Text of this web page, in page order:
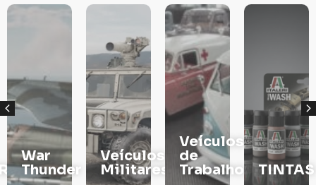
War
Thunder
Veículos
Militares
Veículos
de
Trabalho
TINTAS